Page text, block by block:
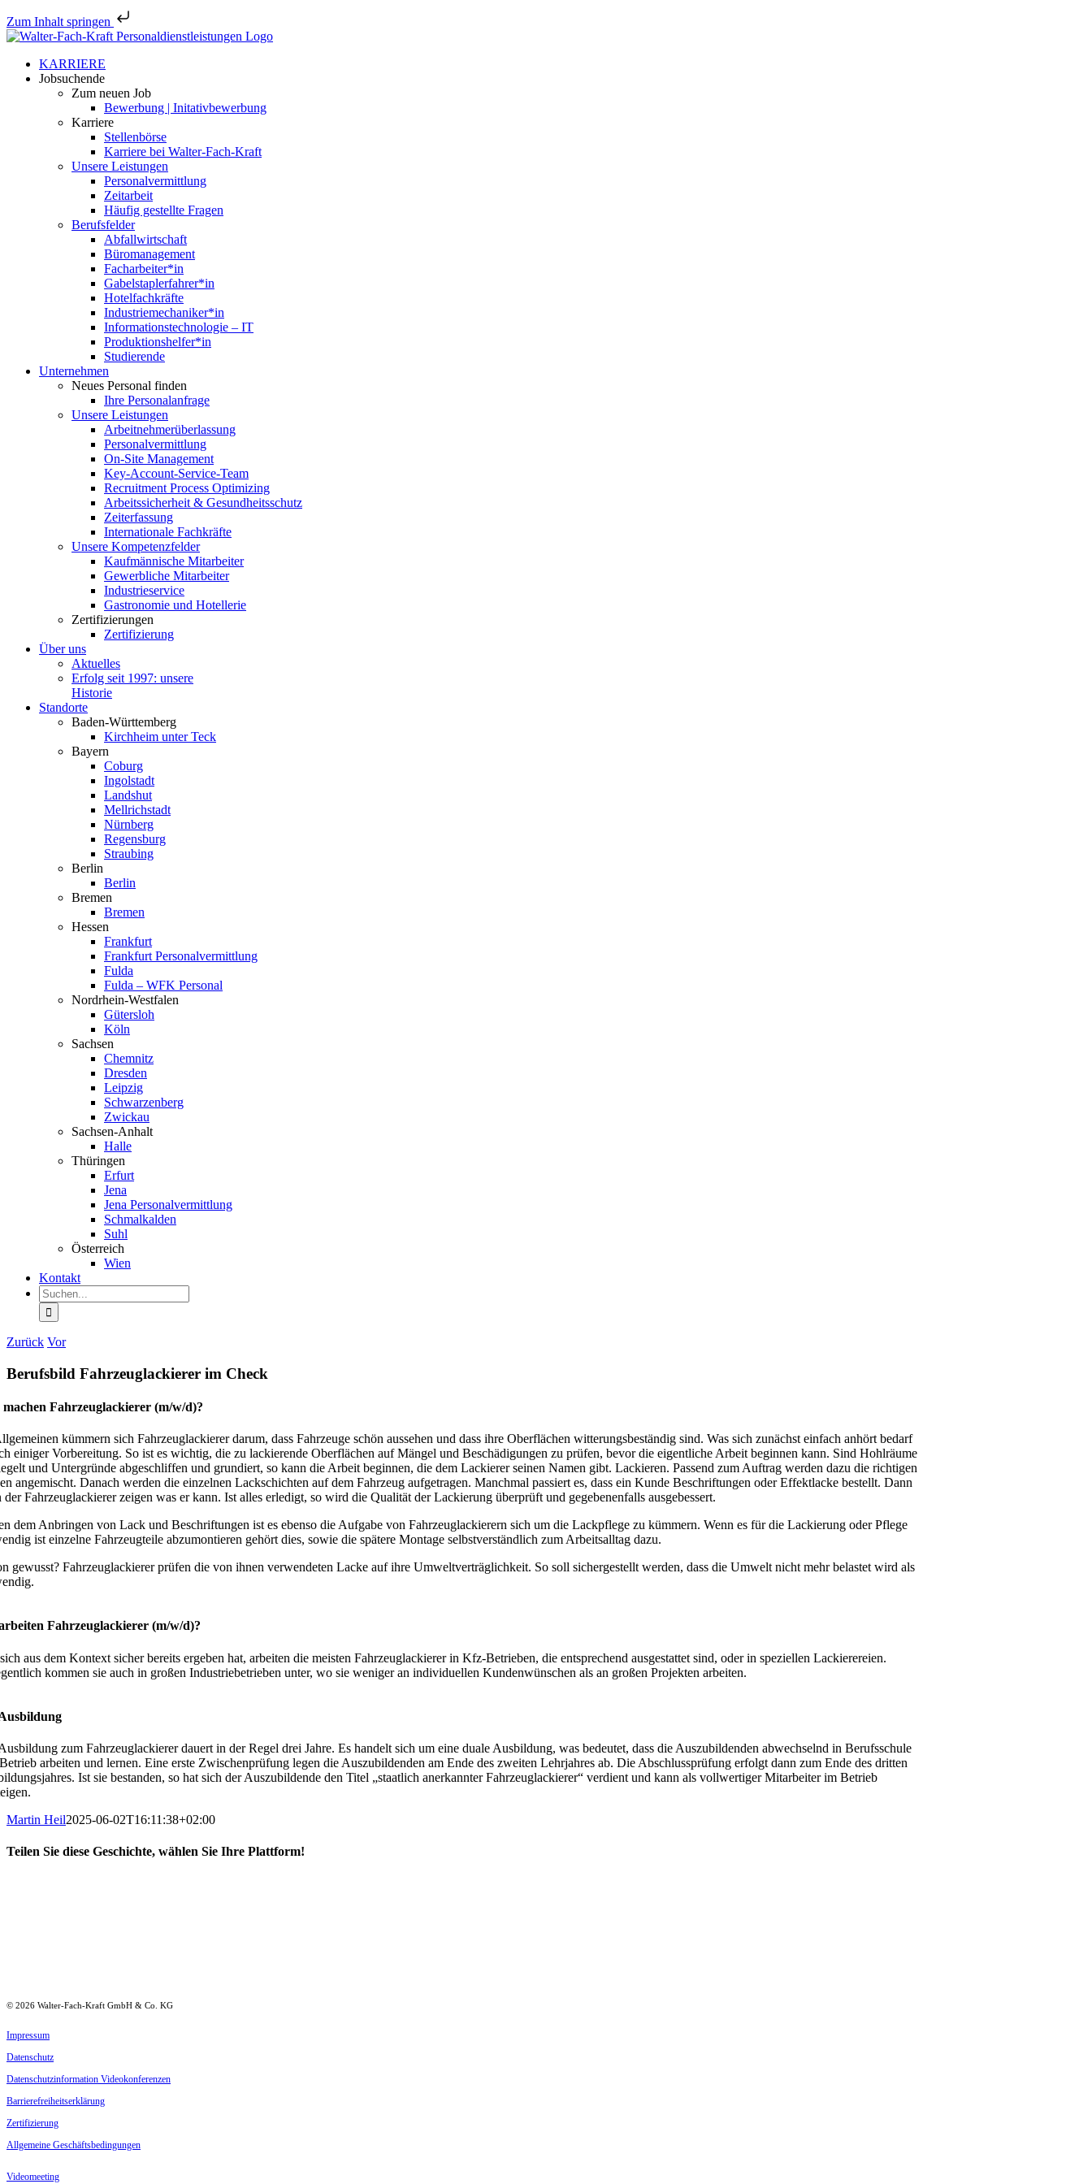
Zum Inhalt springen
Zum
springenKARRIERE
Jobsu­chende
Zum neuen Job
Bewerbung | Initativbewerbung
Karriere
Stellen­börse
Karriere bei Walter-Fach-Kraft
Unsere Leistungen
Perso­nal­ver­mittlung
Zeitarbeit
Häufig gestellte Fragen
Berufs­felder
Abfall­wirt­schaft
Büroma­nagement
Facharbeiter*in
Gabelstaplerfahrer*in
Hotel­fach­kräfte
Industriemechaniker*in
Infor­ma­ti­ons­tech­no­logie – IT
Produktionshelfer*in
Studie­rende
Unter­nehmen
Neues Personal finden
Ihre Perso­nal­an­frage
Unsere Leistungen
Arbeit­neh­mer­über­lassung
Perso­nal­ver­mittlung
On-Site Management
Key-Account-Service-Team
Recruitment Process Optimizing
Arbeits­si­cherheit & Gesundheitsschutz
Zeiter­fassung
Inter­na­tionale Fachkräfte
Unsere Kompe­tenz­felder
Kaufmän­nische Mitarbeiter
Gewerb­liche Mitarbeiter
Indus­trie­service
Gastro­nomie und Hotellerie
Zerti­fi­zie­rungen
Zerti­fi­zierung
Über uns
Aktuelles
Erfolg seit 1997: unsere
Historie
Standorte
Baden-Württemberg
Kirchheim unter Teck
Bayern
Coburg
Ingol­stadt
Landshut
Mellrich­stadt
Nürnberg
Regensburg
Straubing
Berlin
Berlin
Bremen
Bremen
Hessen
Frankfurt
Frankfurt Perso­nal­ver­mittlung
Fulda
Fulda – WFK Personal
Nordrhein-Westfalen
Gütersloh
Köln
Sachsen
Chemnitz
Dresden
Leipzig
Schwar­zenberg
Zwickau
Sachsen-Anhalt
Halle
Thüringen
Erfurt
Jena
Jena Perso­nal­ver­mittlung
Schmal­kalden
Suhl
Öster­reich
Wien
Kontakt
Suche
nach:
Zurück Vor
Berufsbild Fahrzeug­la­ckierer im Check
machen Fahrzeug­la­ckierer (m/w/d)?
kümmern sich Fahrzeug­la­ckierer darum, dass Fahrzeuge schön aussehen und dass ihre Oberflächen witte­rungs­be­ständig sind. Was sich zunächst einfach anhört bedarf
einiger Vorbe­reitung. So ist es wichtig, die zu lackie­rende Oberflächen auf Mängel und Beschä­di­gungen zu prüfen, bevor die eigent­liche Arbeit beginnen kann. Sind Hohlräume
und Unter­gründe abgeschliffen und grundiert, so kann die Arbeit beginnen, die dem Lackierer seinen Namen gibt. Lackieren. Passend zum Auftrag werden dazu die richtigen
angemischt. Danach werden die einzelnen Lackschichten auf dem Fahrzeug aufge­tragen. Manchmal passiert es, dass ein Kunde Beschrif­tungen oder Effekt­lacke bestellt. Dann
der Fahrzeug­la­ckierer zeigen was er kann. Ist alles erledigt, so wird die Qualität der Lackierung überprüft und gegebe­nen­falls ausgebessert.
dem Anbringen von Lack und Beschrif­tungen ist es ebenso die Aufgabe von Fahrzeug­la­ckierern sich um die Lackpflege zu kümmern. Wenn es für die Lackierung oder Pflege
ist einzelne Fahrzeug­teile abzumon­tieren gehört dies, sowie die spätere Montage selbst­ver­ständlich zum Arbeits­alltag dazu.
gewusst? Fahrzeug­la­ckierer prüfen die von ihnen verwen­deten Lacke auf ihre Umwelt­ver­träg­lichkeit. So soll sicher­ge­stellt werden, dass die Umwelt nicht mehr belastet wird als
Fahrzeug­la­ckierer (m/w/d)?
aus dem Kontext sicher bereits ergeben hat, arbeiten die meisten Fahrzeug­la­ckierer in Kfz-Betrieben, die entspre­chend ausge­stattet sind, oder in spezi­ellen Lackie­re­reien.
kommen sie auch in großen Indus­trie­be­trieben unter, wo sie weniger an indivi­du­ellen Kunden­wün­schen als an großen Projekten arbeiten.
zum Fahrzeug­la­ckierer dauert in der Regel drei Jahre. Es handelt sich um eine duale Ausbildung, was bedeutet, dass die Auszu­bil­denden abwech­selnd in Berufs­schule
arbeiten und lernen. Eine erste Zwischen­prüfung legen die Auszu­bil­denden am Ende des zweiten Lehrjahres ab. Die Abschluss­prüfung erfolgt dann zum Ende des dritten
Ist sie bestanden, so hat sich der Auszu­bil­dende den Titel „staatlich anerkannter Fahrzeug­la­ckierer“ verdient und kann als vollwer­tiger Mitar­beiter im Betrieb
Martin Heil2025-06-02T16:11:38+02:00
Teilen Sie diese Geschichte, wählen Sie Ihre Plattform!
© 2026 Walter-Fach-Kraft GmbH & Co. KG
Impressum
Daten­schutz
Daten­schutz­in­for­mation Videokonferenzen
Barrie­re­frei­heits­er­klärung
Zerti­fi­zierung
Allge­meine Geschäftsbedingungen
Video­meeting